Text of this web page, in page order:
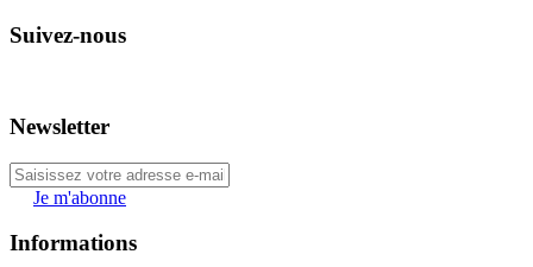
Suivez-nous
Newsletter
Je m'abonne
Informations